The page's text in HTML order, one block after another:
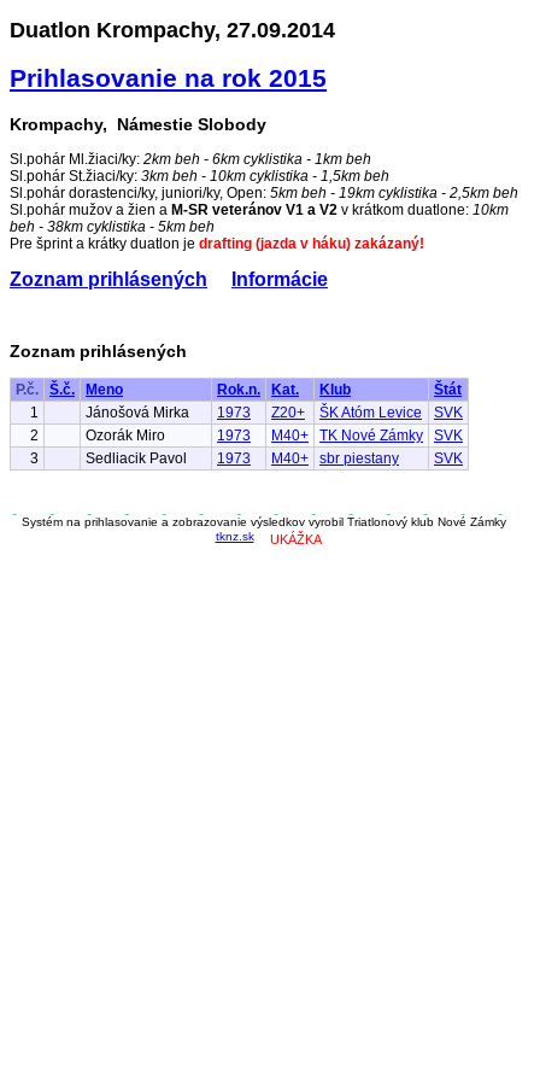
Duatlon Krompachy, 27.09.2014
Prihlasovanie na rok 2015
Krompachy, Námestie Slobody
Sl.pohár Ml.žiaci/ky: 2km beh - 6km cyklistika - 1km beh
Sl.pohár St.žiaci/ky: 3km beh - 10km cyklistika - 1,5km beh
Sl.pohár dorastenci/ky, juniori/ky, Open: 5km beh - 19km cyklistika - 2,5km beh
Sl.pohár mužov a žien a M-SR veteránov V1 a V2 v krátkom duatlone: 10km
beh - 38km cyklistika - 5km beh
Pre šprint a krátky duatlon je drafting (jazda v háku) zakázaný!
Zoznam prihlásených Informácie
Zoznam prihlásených
P.č. Š.č. Meno Rok.n. Kat. Klub
Štát
1
Jánošová Mirka 1973 Z20+ ŠK Atóm Levice
SVK
2
Ozorák Miro 1973 M40+ TK Nové Zámky
SVK
3
Sedliacik Pavol 1973 M40+ sbr piestany SVK
Systém na prihlasovanie a zobrazovanie výsledkov vyrobil Triatlonový klub Nové Zámky
tknz.sk
UKÁŽKA